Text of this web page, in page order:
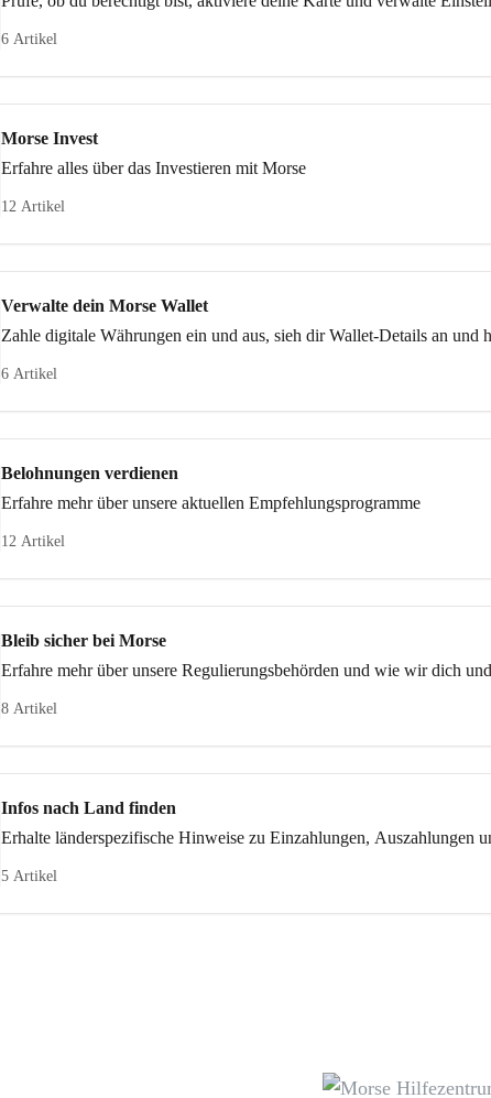
6 Artikel
Morse Invest
Erfahre alles über das Investieren mit Morse
12 Artikel
Verwalte dein Morse Wallet
Zahle digitale Währungen ein und aus, sieh dir Wallet-Details an und
6 Artikel
Belohnungen verdienen
Erfahre mehr über unsere aktuellen Empfehlungsprogramme
12 Artikel
Bleib sicher bei Morse
Erfahre mehr über unsere Regulierungsbehörden und wie wir dich
8 Artikel
Infos nach Land finden
Erhalte länderspezifische Hinweise zu Einzahlungen, Auszahlungen
5 Artikel